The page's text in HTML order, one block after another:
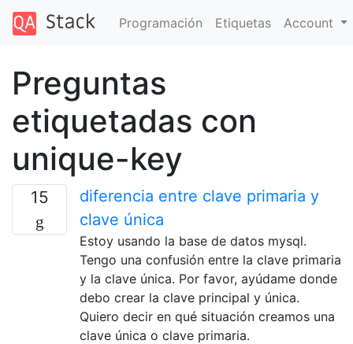
Programación Etiquetas Account
Preguntas
etiquetadas con
unique-key
15
diferencia entre clave primaria y
clave única
Estoy usando la base de datos mysql.
Tengo una confusión entre la clave primaria
y la clave única. Por favor, ayúdame donde
debo crear la clave principal y única.
Quiero decir en qué situación creamos una
clave única o clave primaria.